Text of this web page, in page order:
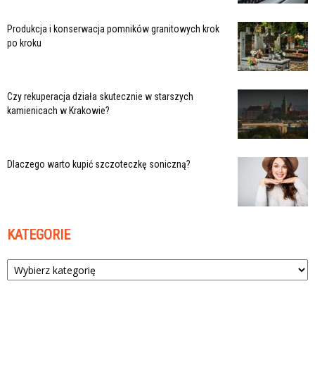
Produkcja i konserwacja pomników granitowych krok
po kroku
Czy rekuperacja działa skutecznie w starszych
kamienicach w Krakowie?
Dlaczego warto kupić szczoteczkę soniczną?
KATEGORIE
Kategorie